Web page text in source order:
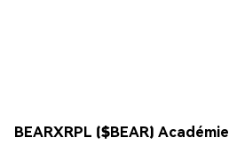
BEARXRPL ($BEAR) Académie